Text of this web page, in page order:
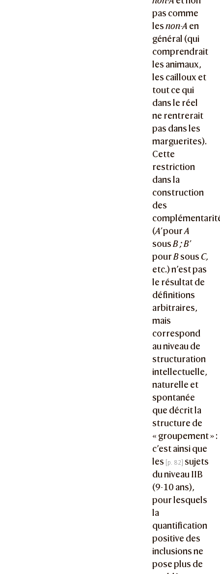
pas comme
lesnon-A en
général (qui
comprendrait
les animaux,
les cailloux et
tout ce qui
dans le réel
ne rentrerait
pas dans les
marguerites).
Cette
restriction
dans la
construction
des
(A’pourA
sousB ; B’
pourBsous C,
etc.) n’est pas
le résultat de
définitions
arbitraires,
mais
correspond
au niveau de
structuration
intellectuelle,
naturelle et
spontanée
que décrit la
structure de
« groupement » :
c’est ainsi que
les
sujets
du niveau IIB
(9-10 ans),
pour lesquels
la
quantification
positive des
inclusions ne
pose plus de